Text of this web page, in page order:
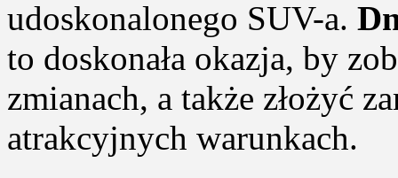
udoskonalonego SUV-a.
to doskonała okazja, by
zmianach, a także złożyć
atrakcyjnych warunkach.